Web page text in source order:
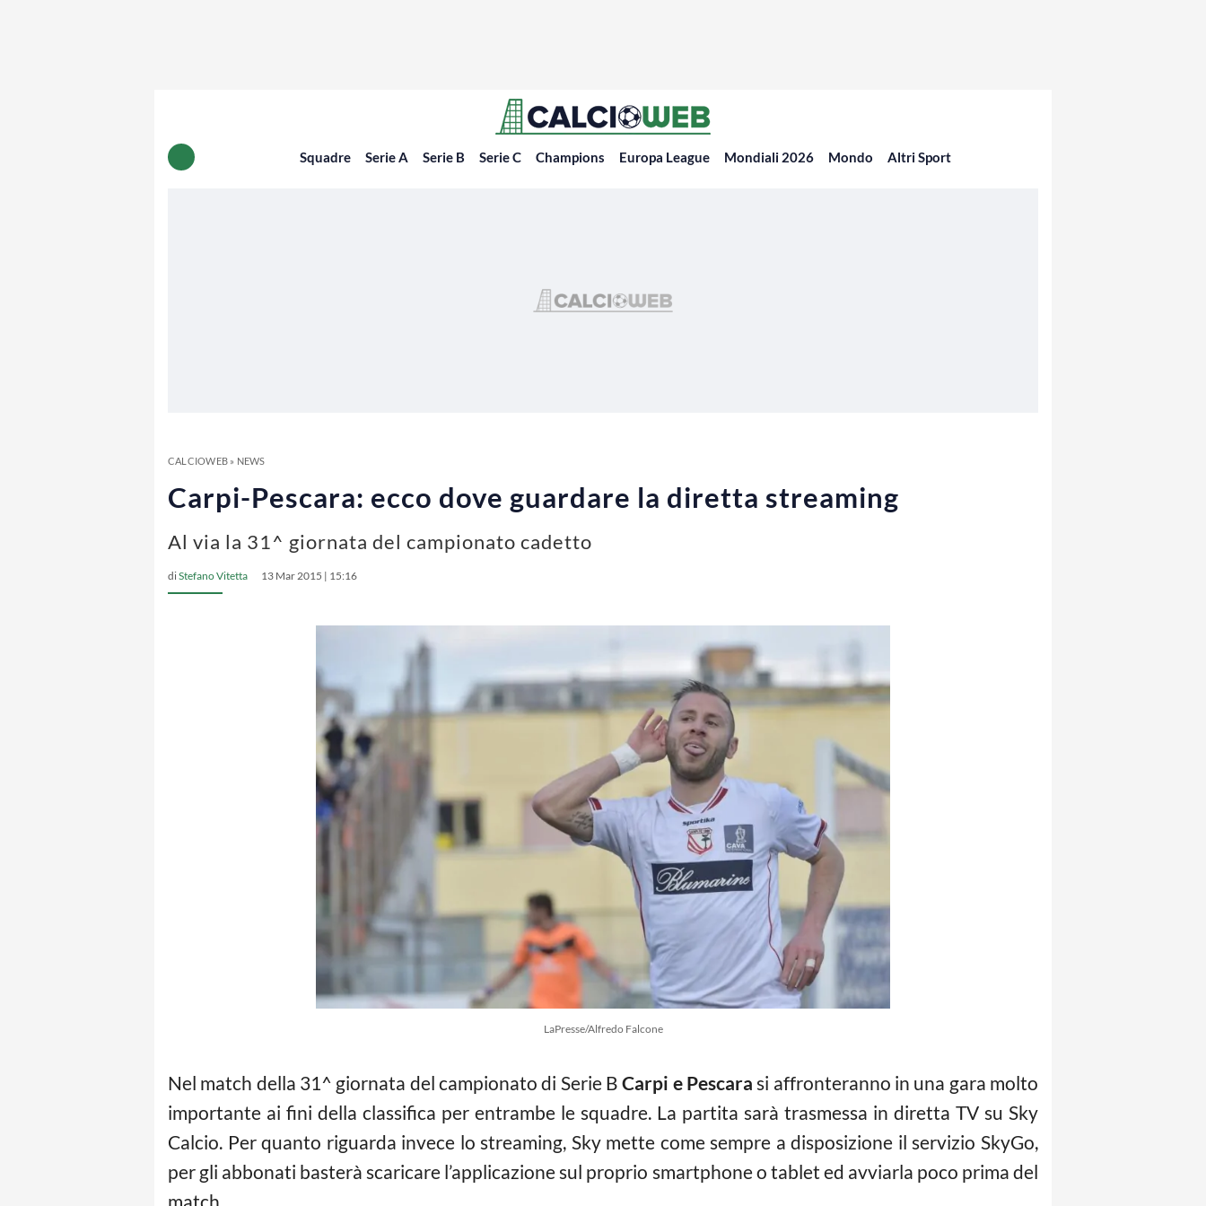
Squadre Serie A Serie B Serie C Champions Europa League Mondiali 2026 Mondo Altri Sport
CALCIOWEB» NEWS
Carpi-Pescara: ecco dove guardare la diretta streaming
Al via la 31^ giornata del campionato cadetto
diStefano Vitetta 13 Mar 2015 | 15:16
LaPresse/Alfredo Falcone
Nel match della 31^ giornata del campionato di Serie B Carpi e Pescarasi affronteranno in una gara molto
importante ai fini della classifica per entrambe le squadre. La partita sarà trasmessa in diretta TV su Sky
Calcio. Per quanto riguarda invece lo streaming, Sky mette come sempre a disposizione il servizio SkyGo,
per gli abbonati basterà scaricare l’applicazione sul proprio smartphone o tablet ed avviarla poco prima del
match.